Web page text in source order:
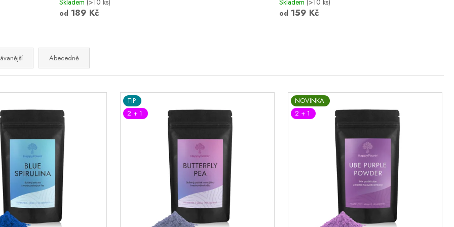
od 189 Kč
od 159 Kč
Abecedně
TIP
2 + 1
NOVINKA
2 + 1